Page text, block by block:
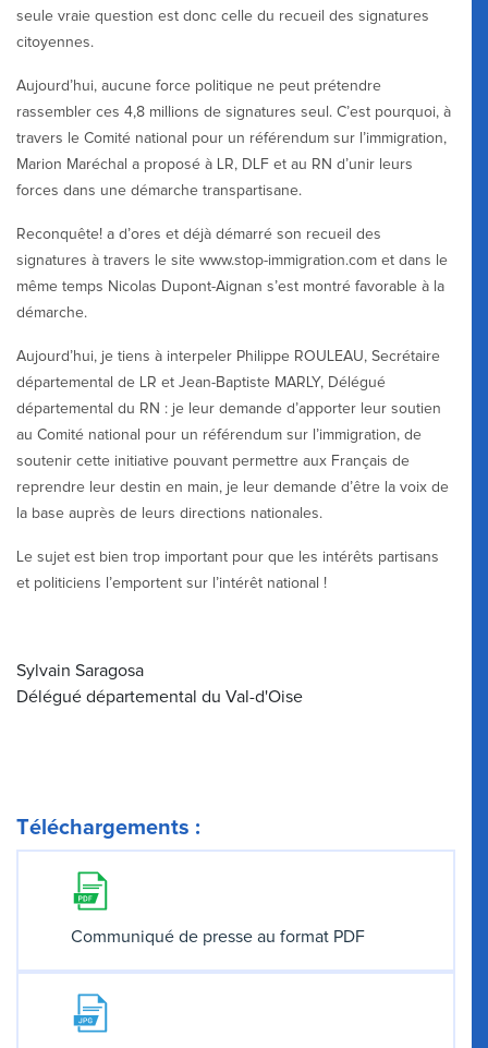
seule vraie question est donc celle du recueil des signatures
citoyennes.
Aujourd’hui, aucune force politique ne peut prétendre
rassembler ces 4,8 millions de signatures seul. C’est pourquoi, à
travers le Comité national pour un référendum sur l’immigration,
Marion Maréchal a proposé à LR, DLF et au RN d’unir leurs
forces dans une démarche transpartisane.
Reconquête! a d’ores et déjà démarré son recueil des
signatures à travers le site www.stop-immigration.com et dans le
même temps Nicolas Dupont-Aignan s’est montré favorable à la
démarche.
Aujourd’hui, je tiens à interpeler Philippe ROULEAU, Secrétaire
départemental de LR et Jean-Baptiste MARLY, Délégué
départemental du RN : je leur demande d’apporter leur soutien
au Comité national pour un référendum sur l’immigration, de
soutenir cette initiative pouvant permettre aux Français de
reprendre leur destin en main, je leur demande d’être la voix de
la base auprès de leurs directions nationales.
Le sujet est bien trop important pour que les intérêts partisans
et politiciens l’emportent sur l’intérêt national !
Sylvain Saragosa
Délégué départemental du Val-d'Oise
Téléchargements :
Communiqué de presse au format PDF